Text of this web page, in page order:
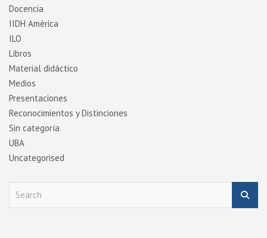
Docencia
IIDH América
ILO
Libros
Material didáctico
Medios
Presentaciones
Reconocimientos y Distinciones
Sin categoría
UBA
Uncategorised